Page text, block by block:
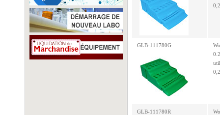
GLB-111780G
GLB-111780R